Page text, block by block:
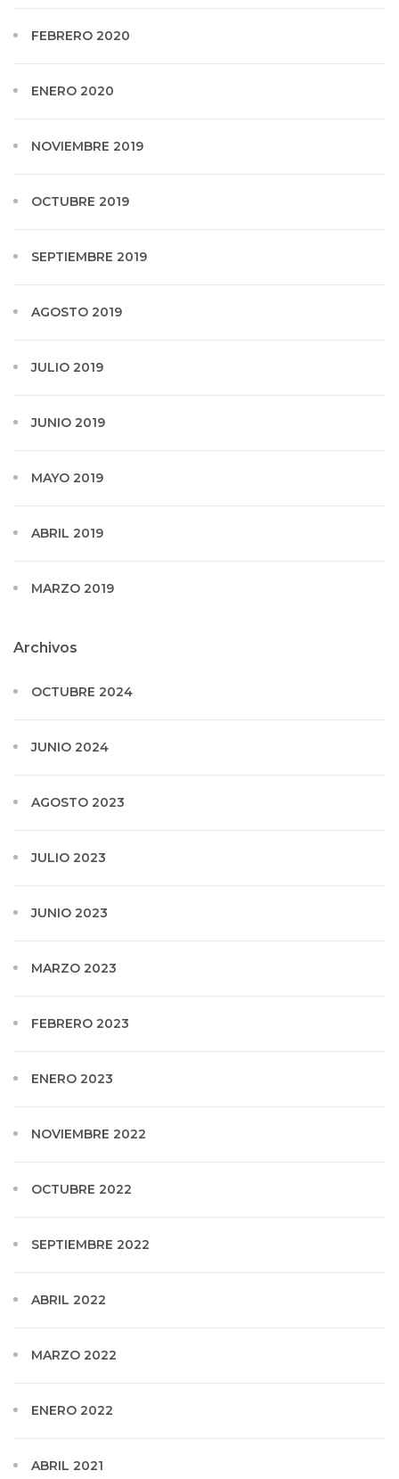
FEBRERO 2020
ENERO 2020
NOVIEMBRE 2019
OCTUBRE 2019
SEPTIEMBRE 2019
AGOSTO 2019
JULIO 2019
JUNIO 2019
MAYO 2019
ABRIL 2019
MARZO 2019
Archivos
OCTUBRE 2024
JUNIO 2024
AGOSTO 2023
JULIO 2023
JUNIO 2023
MARZO 2023
FEBRERO 2023
ENERO 2023
NOVIEMBRE 2022
OCTUBRE 2022
SEPTIEMBRE 2022
ABRIL 2022
MARZO 2022
ENERO 2022
ABRIL 2021